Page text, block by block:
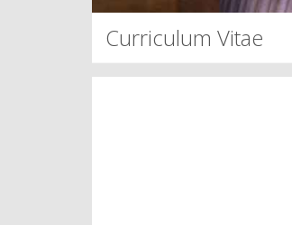
Curriculum Vitae